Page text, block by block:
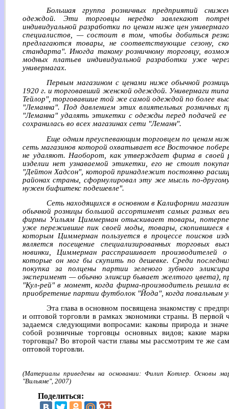
Большая группа розничных предприятий
одеждой. Эти торговцы нередко завлекают
индивидуальной разработки по ценам ниже цен
специалистов, — состоит в том, чтобы добиться
предлагаются товары, не соответствующие сезону,
стандарта". Иногда такому розничному торговцу,
модных платьев индивидуальной разработки уже
универмагах.
Первым магазином с ценами ниже обычной
1920 г. и торговавший женской одеждой. Универмаги
Тейлор", торговавшие той же самой одеждой по более
"Леманна". Под давлением этих влиятельных розничных
"Леманна" удалять этикетки с одежды перед подачей
сохранилась во всех магазинах сети "Леманн".
Еще одним преуспевающим торговцем по ценам
сеть магазинов которой охватывает все Восточное
не удаляют. Наоборот, как утверждает фирма в своей
изделии нет узнаваемой этикетки, его не стоит
"Дейтон Хадсон", которой принадлежит постоянно
районах страны, сформулировал эту же мысль по-
нужен бифштекс подешевле".
Сеть находящихся в основном в Калифорнии
обычной розницы большой ассортимент самых разных
фирмы Уильям Циммерман отыскивает товары,
уже пережившие пик своей моды, товары, скопившиеся
которым Циммерман пользуется в процессе поисков
является посещение специализированных торговых
новинки, Циммерман расспрашивает производителей
которые он мог бы скупить по дешевке. Среди
покупка за полцены партии зеленого зубного
эксперимент — обычно эликсир бывает желтого цвета),
"Кул-рей" в момент, когда фирма-производитель решила
приобретение партии футболок "Йода", когда повальным
Эта глава в основном посвящена знакомству с
и оптовой торговли в рамках экономики страны. В первой
задаемся следующими вопросами: каковы природа и
собой розничные торговцы основных видов; какие
торговцы? Во второй части главы мы рассмотрим те же
оптовой торговли.
(Материалы приведены на основании: Филип Котлер. Основы
"Вильяме", 2007)
Поделиться: